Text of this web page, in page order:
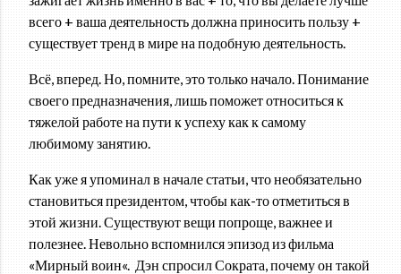
всего + ваша деятельность должна приносить пользу +
существует тренд в мире на подобную деятельность.
Всё, вперед. Но, помните, это только начало. Понимание
своего предназначения, лишь поможет относиться к
тяжелой работе на пути к успеху как к самому
любимому занятию.
Как уже я упоминал в начале статьи, что необязательно
становиться президентом, чтобы как-то отметиться в
этой жизни. Существуют вещи попроще, важнее и
полезнее. Невольно вспомнился эпизод из фильма
«Мирный воин«. Дэн спросил Сократа, почему он такой